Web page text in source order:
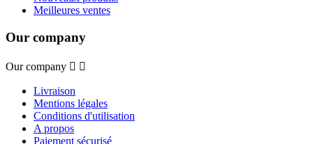
Meilleures ventes
Our company
Our company  
Livraison
Mentions légales
Conditions d'utilisation
A propos
Paiement sécurisé